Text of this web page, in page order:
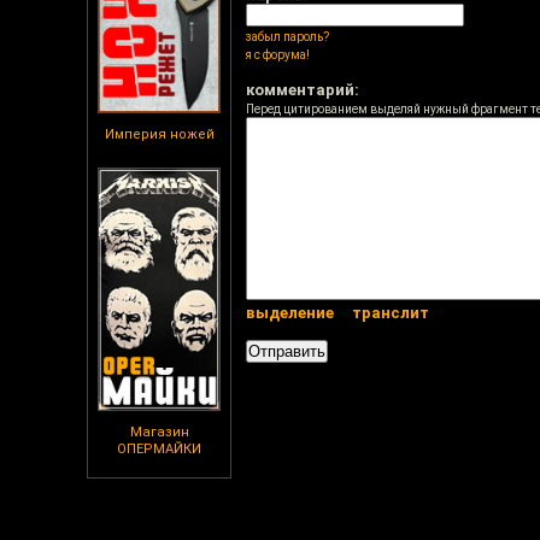
Империя ножей
Магазин
ОПЕРМАЙКИ
забыл пароль?
я с форума!
комментарий:
Перед цитированием выделяй нужный фрагмент
выделение транслит